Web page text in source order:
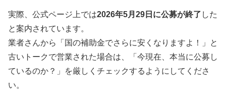
実際、公式ページ上では2026年5月29日に公募が終了 した
と案内されています。
業者さんから「国の補助金でさらに安くなりますよ！」と
古いトークで営業された場合は、「今現在、本当に公募し
ているのか？」を厳しくチェックするようにしてくださ
い。